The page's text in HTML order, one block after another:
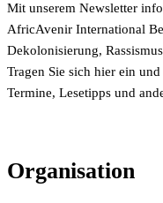
Mit unserem Newsletter
AfricAvenir International
Dekolonisierung,
Tragen Sie sich hier ein
Termine, Lesetipps und
Organisation